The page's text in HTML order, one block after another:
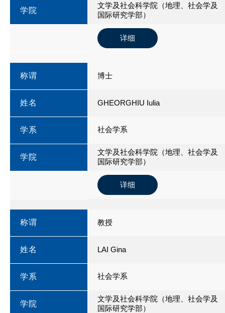
学院
文学及社会科学院（地理、社会学及
国际研究学部）
详细
称谓 博士
姓名 GHEORGHIU Iulia
学系 社会学系
学院
文学及社会科学院（地理、社会学及
国际研究学部）
详细
称谓 教授
姓名 LAI Gina
学系 社会学系
学院
文学及社会科学院（地理、社会学及
国际研究学部）